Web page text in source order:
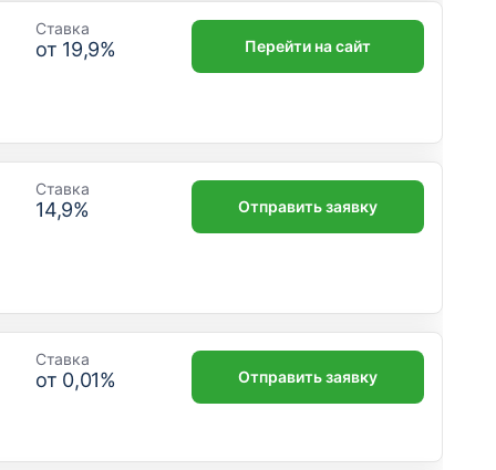
Ставка
от 19,9% Перейти на сайт
Ставка
14,9% Отправить заявку
Ставка
от 0,01% Отправить заявку